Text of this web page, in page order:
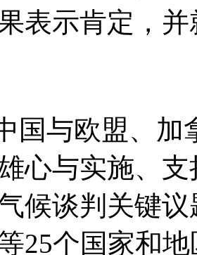
表示肯定，
国与欧盟、加
心与实施、
候谈判关键
25个国家和